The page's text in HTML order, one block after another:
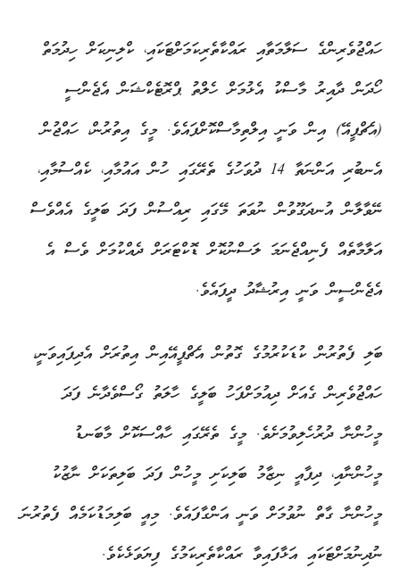
ހައްޖުވެރިންގެ ސަލާމަތާއި ރައްކާތެރިކަމަށްޓަކައި، ކްލިނިކަށް ހިދުމަތް
ހޯދަން ދާއިރު މާސްކު އެޅުމަށް ހެލްތު ޕްރޮޓެކްޝަން އެޖެންސީ
(އެޗްޕީއޭ) އިން ވަނީ އިލްތިމާސްކޮށްފައެވެ. މީގެ އިތުރުން، ހައްޖުން
އެނބުރި އަންނަތާ 14 ދުވަހުގެ ތެރޭގައި ހުން އައުމާއި، ކެއްސުމާއި،
ނޭވާލާން އުނދަގޫވުން ނުވަތަ މޭގައި ރިއްސުން ފަދަ ބަލީގެ އެއްވެސް
އަލާމާތެއް ފެނިއްޖެނަމަ ލަސްނުކޮށް ޑޮކްޓަރަށް ދެއްކުމަށް ވެސް އެ
އެޖެންސީން ވަނީ އިރުޝާދު ދީފައެވެ.
ބަލި ފެތުރުން ކުޑަކުރުމުގެ ގޮތުން އެޗްޕީއޭއިން އިތުރަށް އެދިފައިވަނީ،
ހައްޖުވެރިން ގެއަށް ދިއުމަށްފަހު ބަލީގެ ހާލަތު ގޯސްވެދާނެ ފަދަ
މީހުންނާ ދުރުހެލިވުމަށެވެ. މީގެ ތެރޭގައި ހާއްސަކޮށް މާބަނޑު
މީހުންނާއި، ދިފާއީ ނިޒާމު ބަލިކަށި މީހުން ފަދަ ބަލިތަކަށް ނާޒުކު
މީހުންނާ ގާތް ނުވުމަށް ވަނީ އަންގާފައެވެ. މިއީ ބަލިމަޑުކަމެއް ފެތުރުނަ
ނުދިނުމަށްޓަކައި އަޅާފައިވާ ރައްކާތެރިކަމުގެ ފިޔަވަޅެކެވެ.